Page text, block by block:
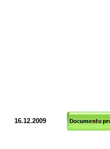
16.12.2009